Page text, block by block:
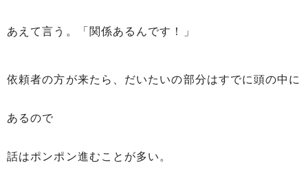
あえて言う。「関係あるんです！」
依頼者の方が来たら、だいたいの部分はすでに頭の中に
あるので
話はポンポン進むことが多い。